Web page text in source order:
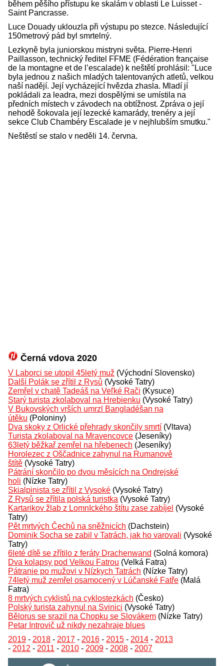
během pěšího přístupu ke skalám v oblasti Le Luisset -
Saint Pancrasse.
Luce Douady uklouzla při výstupu po stezce. Následující
150metrový pád byl smrtelný.
Lezkyně byla juniorskou mistryni světa. Pierre-Henri
Paillasson, technický ředitel FFME (Fédération française
de la montagne et de l’escalade) k neštětí prohlásil: "Luce
byla jednou z našich mladých talentovaných atletů, velkou
naší nadějí. Její vycházející hvězda zhasla. Mladí jí
pokládali za leadra, mezi dospělými se umístila na
předních místech v závodech na obtížnost. Zpráva o její
nehodě šokovala její lezecké kamarády, trenéry a její
sekce Club Chambéry Escalade je v nejhlubším smutku."
Neštěstí se stalo v neděli 14. června.
Černá vdova 2020
V Laborci se utopil 45letý muž (Východní Slovensko)
Další Polák se zřítil z Rysů (Vysoké Tatry)
Zemřel v chatě Tadeáš na Veľké Rači (Kysuce)
Starý turista zkolaboval na Hrebienku (Vysoké Tatry)
V Bukovských vrších umrzl Bangladéšan na
útěku (Poloniny)
Dva skoky z Orlické přehrady skončily smrtí (Vltava)
Turista zkolaboval na Mravencovce (Jeseníky)
63letý běžkař zemřel na hřebenech (Jeseníky)
Horolezec z Oščadnice zahynul na Rumanově
štítě (Vysoké Tatry)
Pátrání skončilo po dvou měsících na Ondrejské
holi (Nízke Tatry)
Skialpinista se zřítil z Vysoké (Vysoké Tatry)
Z Rysů se zřítila polská turistka (Vysoké Tatry)
Kartarikov žlab z LomnIckého štítu zase zabíjel (Vysoké
Tatry)
Pět mrtvých Čechů na sněžnicích (Dachstein)
Dominik Socha se zabil v Tatrách, jak ho varovali (Vysoké
Tatry)
6leté dítě se zřítilo z feráty Drachenwand (Solná komora)
Dva kolapsy pod Velkou Fatrou (Velká Fatra)
Pátranie po mužovi v Nízkych Tatrách (Nízke Tatry)
74letý muž zemřel osamocený v Lúčanské Fatře (Malá
Fatra)
8 mrtvých cyklistů na cyklostezkách (Česko)
Polský turista zahynul na Svinici (Vysoké Tatry)
Bělorus se srazil na Chopku se Slovákem (Nízke Tatry)
Petar Introvič už nikdy nezahraje blues
2019 - 2018 - 2017 - 2016 - 2015 - 2014 - 2013
- 2012 - 2011 - 2010 - 2009 - 2008 - 2007